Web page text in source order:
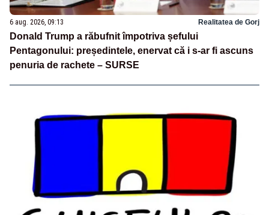
6 aug. 2026, 09:13 Realitatea de Gorj
Donald Trump a răbufnit împotriva șefului
Pentagonului: președintele, enervat că i s-ar fi ascuns
penuria de rachete – SURSE